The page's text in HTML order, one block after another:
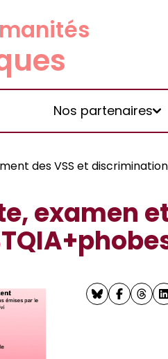
Nos partenaires
des VSS et
examen